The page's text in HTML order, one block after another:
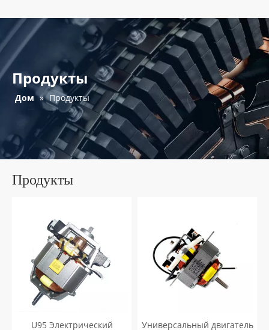
Продукты
Дом » Продукты
Продукты
U95 Электрический
Универсальный двигатель